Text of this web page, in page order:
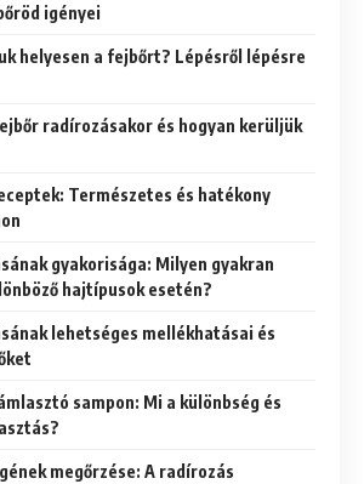
igényei
helyesen a fejbőrt? Lépésről lépésre
radírozásakor és hogyan kerüljük
Természetes és hatékony
gyakorisága: Milyen gyakran
hajtípusok esetén?
lehetséges mellékhatásai és
sampon: Mi a különbség és
megőrzése: A radírozás